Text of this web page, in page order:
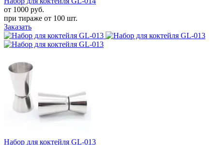
от 1000 руб.
при тираже от 100 шт.
Заказать
Набор для коктейля GL-013